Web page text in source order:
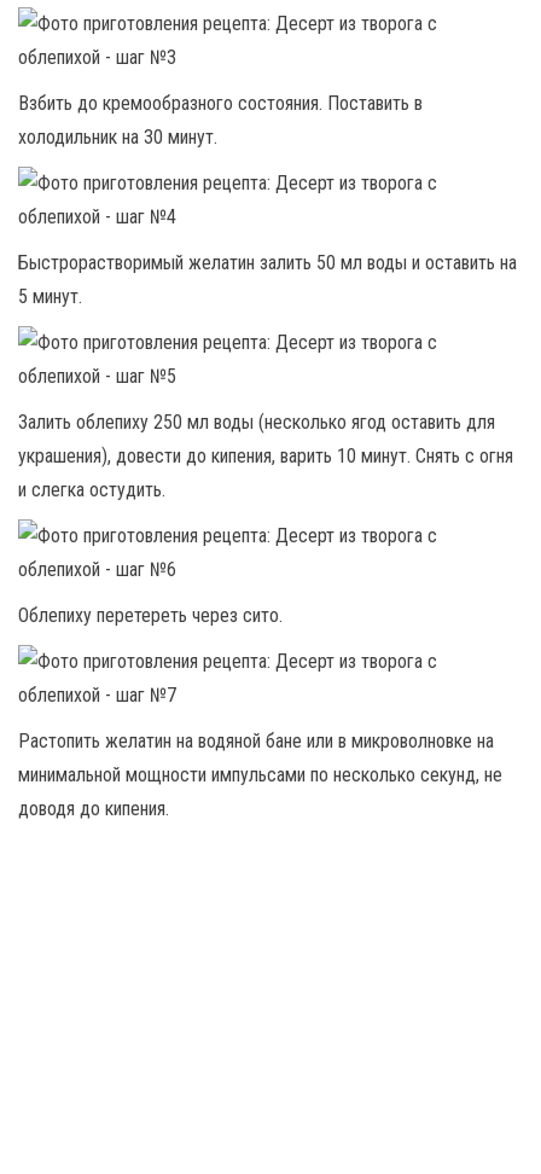
Взбить до кремообразного состояния. Поставить в
холодильник на 30 минут.
Быстрорастворимый желатин залить 50 мл воды и оставить на
5 минут.
Залить облепиху 250 мл воды (несколько ягод оставить для
украшения), довести до кипения, варить 10 минут. Снять с огня
и слегка остудить.
Облепиху перетереть через сито.
Растопить желатин на водяной бане или в микроволновке на
минимальной мощности импульсами по несколько секунд, не
доводя до кипения.